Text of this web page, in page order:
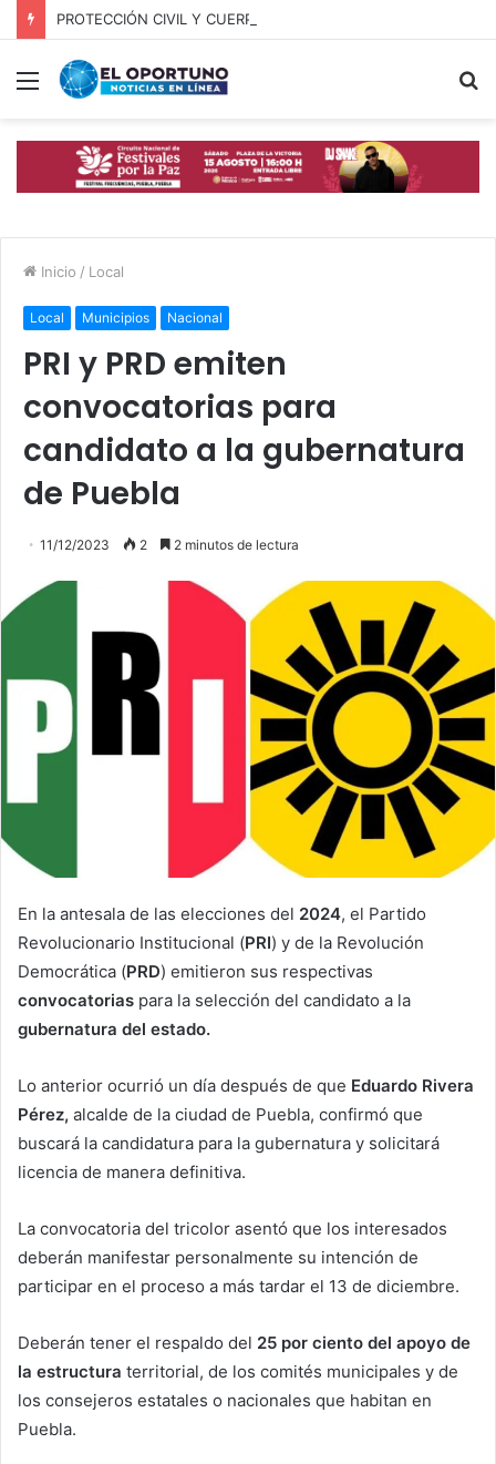
Menú
Inicio / Local
Local Municipios Nacional
PRI y PRD emiten
convocatorias para
candidato a la gubernatura
de Puebla
11/12/2023 2 2 minutos de lectura
En la antesala de las elecciones del 2024, el Partido
Revolucionario Institucional (PRI) y de la Revolución
Democrática (PRD) emitieron sus respectivas
convocatorias para la selección del candidato a la
gubernatura del estado.
Lo anterior ocurrió un día después de que Eduardo Rivera
Pérez, alcalde de la ciudad de Puebla, confirmó que
buscará la candidatura para la gubernatura y solicitará
licencia de manera definitiva.
La convocatoria del tricolor asentó que los interesados
deberán manifestar personalmente su intención de
participar en el proceso a más tardar el 13 de diciembre.
Deberán tener el respaldo del 25 por ciento del apoyo de
la estructura territorial, de los comités municipales y de
los consejeros estatales o nacionales que habitan en
Puebla.